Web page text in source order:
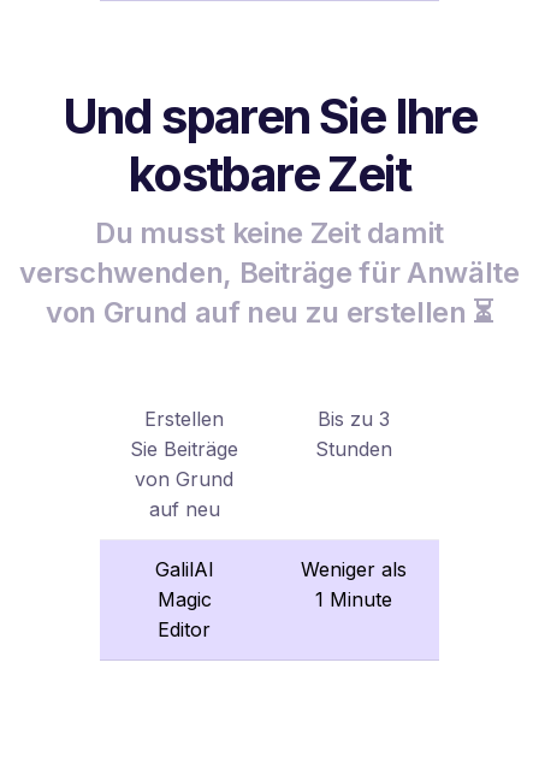
Und sparen Sie Ihre
kostbare Zeit
Du musst keine Zeit damit
verschwenden, Beiträge für Anwälte
von Grund auf neu zu erstellen ⏳
Erstellen
Sie Beiträge
von Grund
auf neu
Bis zu 3
Stunden
GalilAI
Magic
Editor
Weniger als
1 Minute